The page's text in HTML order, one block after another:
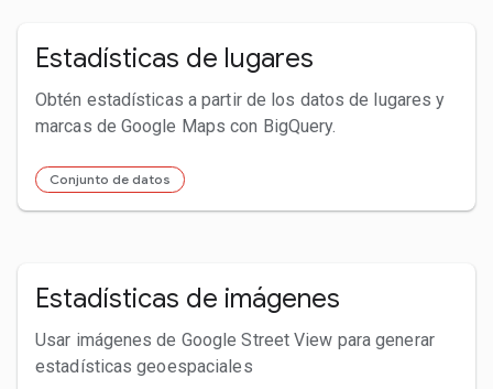
Estadísticas de lugares
Obtén estadísticas a partir de los datos de lugares y
marcas de Google Maps con BigQuery.
Conjunto de datos
Estadísticas de imágenes
Usar imágenes de Google Street View para generar
estadísticas geoespaciales